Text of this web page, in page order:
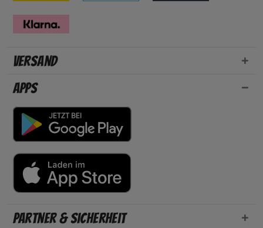
Versand
Apps
Partner & Sicherheit